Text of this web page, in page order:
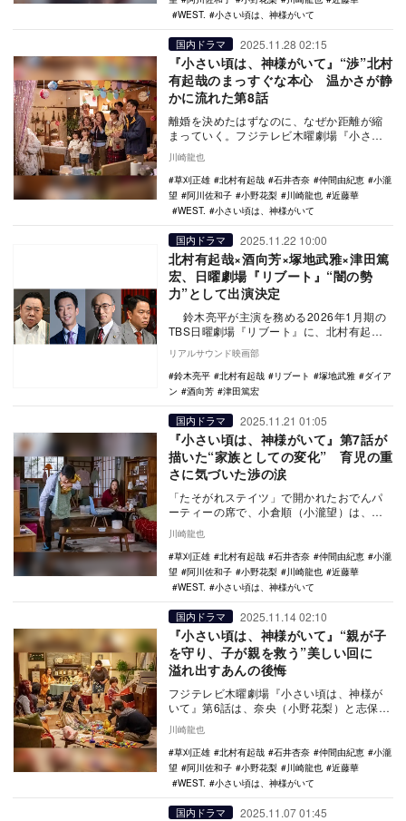
WEST.
小さい頃は、神様がいて
国内ドラマ 2025.11.28 02:15
『小さい頃は、神様がいて』“渉”北村
有起哉のまっすぐな本心 温かさが静
かに流れた第8話
離婚を決めたはずなのに、なぜか距離が縮
まっていく。フジテレビ木曜劇場『小さい
迫る中で、小…
川崎龍也
草刈正雄
北村有起哉 石井杏奈 仲間由紀恵
小瀧
望
阿川佐和子 小野花梨 川崎龍也
近藤華
WEST.
小さい頃は、神様がいて
国内ドラマ 2025.11.22 10:00
北村有起哉×酒向芳×塚地武雅×津田篤
宏、日曜劇場『リブート』“闇の勢
力”として出演決定
鈴木亮平が主演を務める2026年1月期の
TBS日曜劇場『リブート』に、北村有起
哉、酒向芳、塚地武雅、津田篤宏（ダイア
ン）が出…
リアルサウンド映画部
鈴木亮平
北村有起哉 リブート 塚地武雅
ダイア
ン
酒向芳 津田篤宏
国内ドラマ 2025.11.21 01:05
『小さい頃は、神様がいて』第7話が
描いた“家族としての変化” 育児の重
さに気づいた渉の涙
「たそがれステイツ」で開かれたおでんパ
ーティーの席で、小倉順（小瀧望）は、小
になったら離婚…
川崎龍也
草刈正雄
北村有起哉 石井杏奈 仲間由紀恵
小瀧
望
阿川佐和子 小野花梨 川崎龍也
近藤華
WEST.
小さい頃は、神様がいて
国内ドラマ 2025.11.14 02:10
『小さい頃は、神様がいて』“親が子
を守り、子が親を救う”美しい回に
溢れ出すあんの後悔
フジテレビ木曜劇場『小さい頃は、神様が
いて』第6話は、奈央（小野花梨）と志保
開ける。 …
川崎龍也
草刈正雄
北村有起哉 石井杏奈 仲間由紀恵
小瀧
望
阿川佐和子 小野花梨 川崎龍也
近藤華
WEST.
小さい頃は、神様がいて
国内ドラマ 2025.11.07 01:45